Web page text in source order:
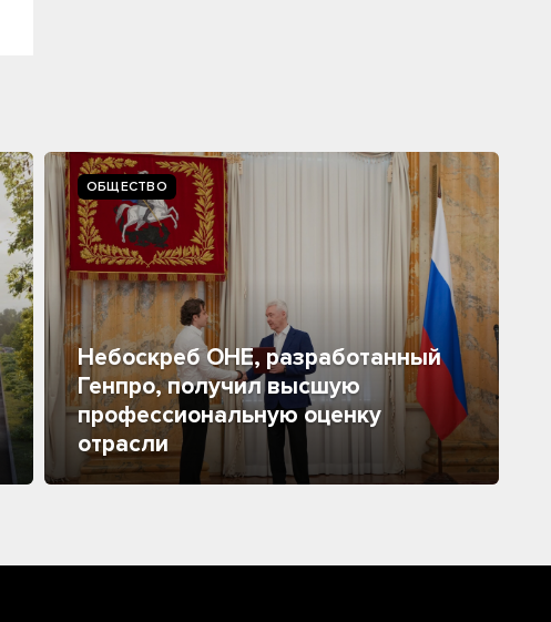
ОБЩЕСТВО
Небоскреб ОНЕ, разработанный
Генпро, получил высшую
профессиональную оценку
отрасли